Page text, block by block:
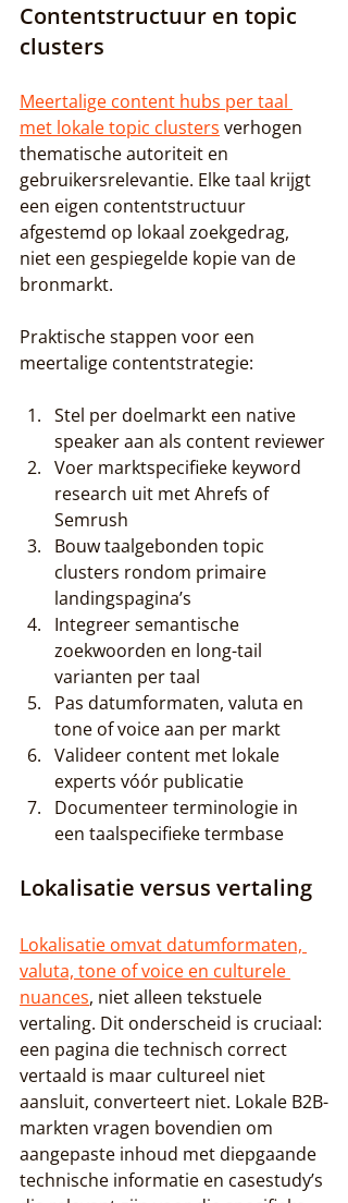
Contentstructuur en topic
clusters
Meertalige content hubs per taal
met lokale topic clusters verhogen
thematische autoriteit en
gebruikersrelevantie. Elke taal krijgt
een eigen contentstructuur
afgestemd op lokaal zoekgedrag,
niet een gespiegelde kopie van de
bronmarkt.
Praktische stappen voor een
meertalige contentstrategie:
Stel per doelmarkt een native
speaker aan als content reviewer
Voer marktspecifieke keyword
research uit met Ahrefs of
Semrush
Bouw taalgebonden topic
clusters rondom primaire
landingspagina’s
Integreer semantische
zoekwoorden en long-tail
varianten per taal
Pas datumformaten, valuta en
tone of voice aan per markt
Valideer content met lokale
experts vóór publicatie
Documenteer terminologie in
een taalspecifieke termbase
Lokalisatie versus vertaling
Lokalisatie omvat datumformaten,
valuta, tone of voice en culturele
nuances, niet alleen tekstuele
vertaling. Dit onderscheid is cruciaal:
een pagina die technisch correct
vertaald is maar cultureel niet
aansluit, converteert niet. Lokale B2B-
markten vragen bovendien om
aangepaste inhoud met diepgaande
technische informatie en casestudy’s